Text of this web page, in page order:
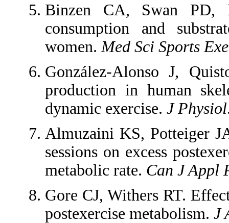
Binzen CA, Swan PD,
consumption and
women. Med Sci Sports
González-Alonso J,
production in human
dynamic exercise. J Physiol
Almuzaini KS, Potteiger
sessions on excess
metabolic rate. Can J Appl
Gore CJ, Withers RT.
postexercise metabolism. J